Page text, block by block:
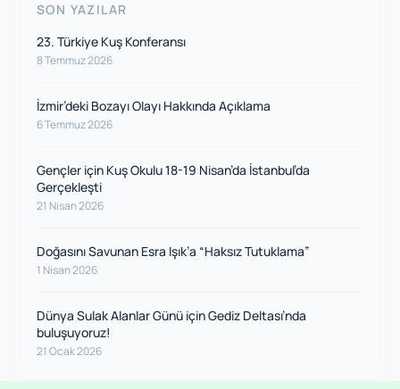
SON YAZILAR
23. Türkiye Kuş Konferansı
8 Temmuz 2026
İzmir’deki Bozayı Olayı Hakkında Açıklama
6 Temmuz 2026
Gençler için Kuş Okulu 18-19 Nisan’da İstanbul’da
Gerçekleşti
21 Nisan 2026
Doğasını Savunan Esra Işık’a “Haksız Tutuklama”
1 Nisan 2026
Dünya Sulak Alanlar Günü için Gediz Deltası’nda
buluşuyoruz!
21 Ocak 2026